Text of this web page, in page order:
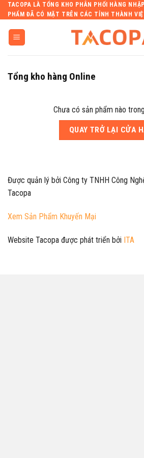
Skip
to
content
TACOPA LÀ TỔNG KHO PHÂN PHỐI HÀNG
PHẨM ĐÃ CÓ MẶT TRÊN CÁC TỈNH THÀNH
kiếm:
Tổng kho hàng Online
Chưa có sản phẩm nào
QUAY TRỞ LẠI CỬA
Được quản lý bởi Công ty TNHH Công
Tacopa
Xem Sản Phẩm Khuyến Mại
Website Tacopa được phát triển bởi ITA